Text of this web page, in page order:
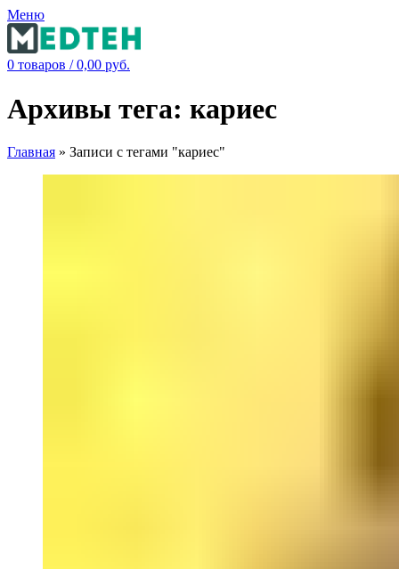
Меню
0 товаров / 0,00 руб.
Архивы тега: кариес
Главная » Записи с тегами "кариес"